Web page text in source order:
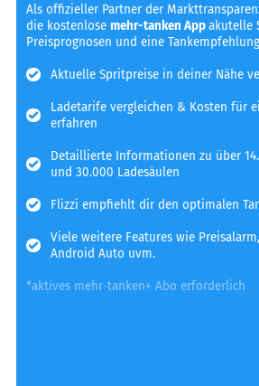
Als offizieller Partner der
die kostenlosemehr-tanken Appakutelle
Preisprognosen und eine Tankempfehlung
Aktuelle Spritpreise in deiner Nähe
Ladetarife vergleichen & Kosten für
erfahren
Detaillierte Informationen zu über
und 30.000 Ladesäulen
Flizzi empfiehlt dir den optimalen
Viele weitere Features wie
Android Auto uvm.
*aktives mehr-tanken+ Abo erforderlich